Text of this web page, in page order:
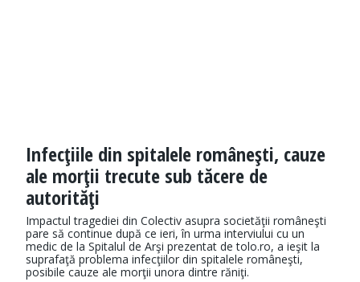
Infecţiile din spitalele româneşti, cauze
ale morţii trecute sub tăcere de
autorităţi
Impactul tragediei din Colectiv asupra societăţii româneşti
pare să continue după ce ieri, în urma interviului cu un
medic de la Spitalul de Arşi prezentat de tolo.ro, a ieşit la
suprafaţă problema infecţiilor din spitalele româneşti,
posibile cauze ale morţii unora dintre răniţi.